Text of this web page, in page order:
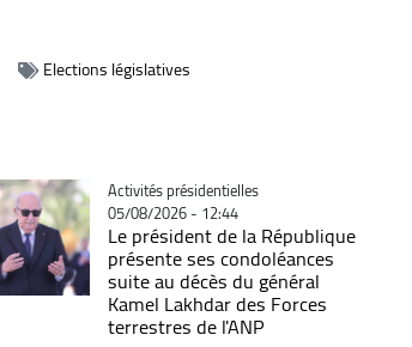
Elections législatives
Catégorie
Activités présidentielles
05/08/2026 - 12:44
Le président de la République
présente ses condoléances
suite au décès du général
Kamel Lakhdar des Forces
terrestres de l'ANP